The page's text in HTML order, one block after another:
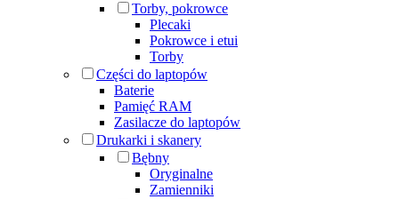
Torby, pokrowce
Plecaki
Pokrowce i etui
Torby
Części do laptopów
Baterie
Pamięć RAM
Zasilacze do laptopów
Drukarki i skanery
Bębny
Oryginalne
Zamienniki